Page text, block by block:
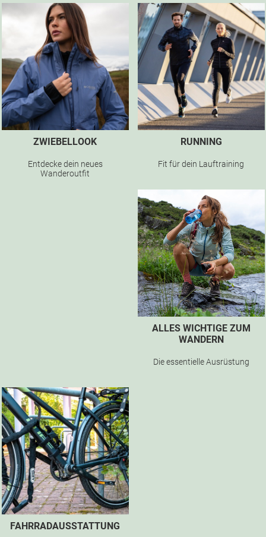
ZWIEBELLOOK
Entdecke dein neues
Wanderoutfit
RUNNING
Fit für dein Lauftraining
ALLES WICHTIGE ZUM
WANDERN
Die essentielle Ausrüstung
FAHRRADAUSSTATTUNG